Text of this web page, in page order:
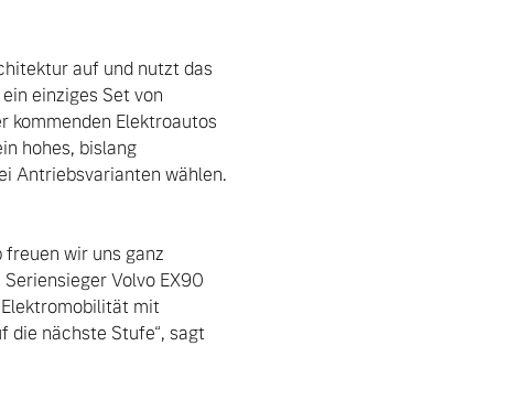
auf und nutzt das
einziges Set von
kommenden Elektroautos
hohes, bislang
Antriebsvarianten wählen.
freuen wir uns ganz
Volvo EX90
Elektromobilität mit
nächste Stufe“, sagt